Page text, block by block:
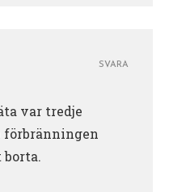
var tredje
borta.
SVARA